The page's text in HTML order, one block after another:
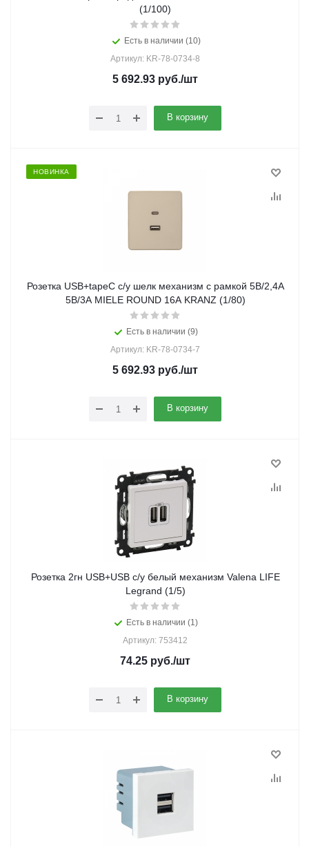
(1/100)
Есть в наличии (10)
Артикул: KR-78-0734-8
5 692.93 руб./шт
В корзину
НОВИНКА
Розетка USB+tapeC с/у шелк механизм с рамкой 5В/2,4А
5В/3А MIELE ROUND 16А KRANZ (1/80)
Есть в наличии (9)
Артикул: KR-78-0734-7
5 692.93 руб./шт
В корзину
Розетка 2гн USB+USB с/у белый механизм Valena LIFE
Legrand (1/5)
Есть в наличии (1)
Артикул: 753412
74.25 руб./шт
В корзину